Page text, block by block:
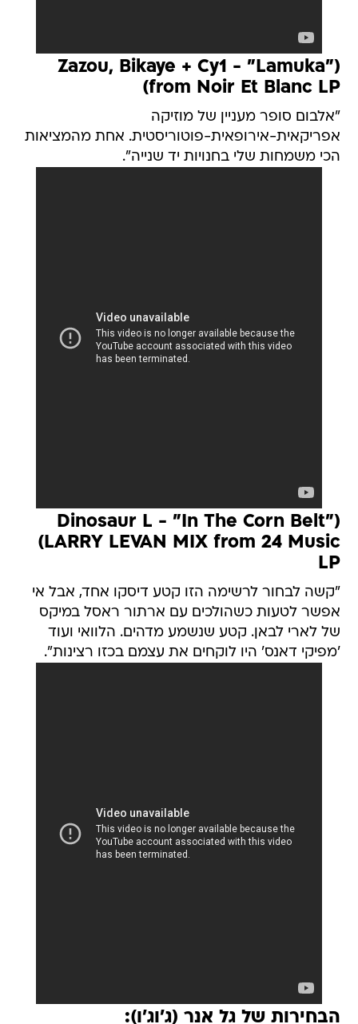
(Zazou, Bikaye + Cy1 - "Lamuka"
(from Noir Et Blanc LP
"אלבום סופר מעניין של מוזיקה
אפריקאית-אירופאית-פוטוריסטית. אחת מהמציאות
הכי משמחות שלי בחנויות יד שנייה".
(Dinosaur L - "In The Corn Belt"
(LARRY LEVAN MIX from 24 Music
LP
"קשה לבחור לרשימה הזו קטע דיסקו אחד, אבל אי
אפשר לטעות כשהולכים עם ארתור ראסל במיקס
של לארי לבאן. קטע שנשמע מדהים. הלוואי ועוד
'מפיקי דאנס' היו לוקחים את עצמם בכזו רצינות".
הבחירות של גל אנר (ג'וג'ו):